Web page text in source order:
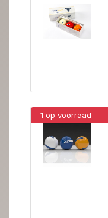
1 op voorraad